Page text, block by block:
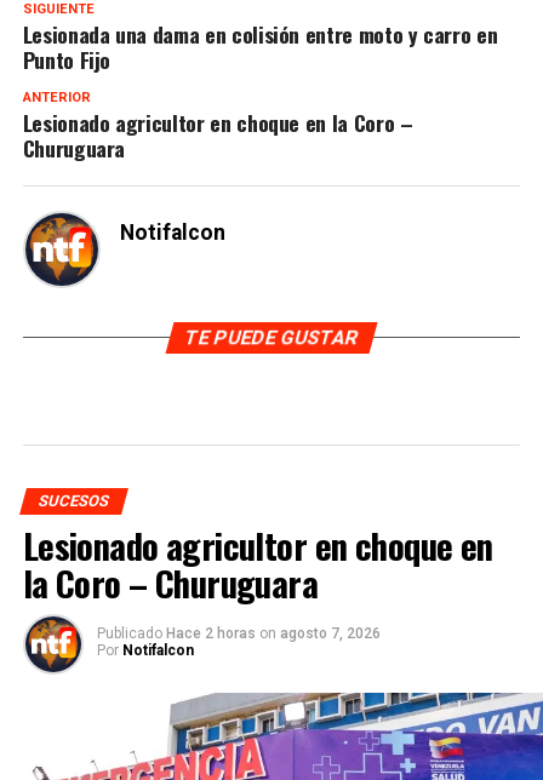
SIGUIENTE
Lesionada una dama en colisión entre moto y carro en
Punto Fijo
ANTERIOR
Lesionado agricultor en choque en la Coro –
Churuguara
Notifalcon
TE PUEDE GUSTAR
SUCESOS
Lesionado agricultor en choque en
la Coro – Churuguara
Publicado Hace 2 horas on agosto 7, 2026
Por Notifalcon